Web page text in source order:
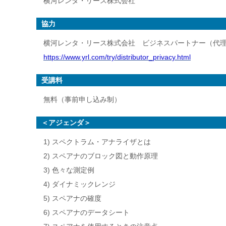
協力
横河レンタ・リース株式会社 ビジネスパートナー（代
https://www.yrl.com/try/distributor_privacy.html
受講料
無料（事前申し込み制）
＜アジェンダ＞
1) スペクトラム・アナライザとは
2) スペアナのブロック図と動作原理
3) 色々な測定例
4) ダイナミックレンジ
5) スペアナの確度
6) スペアナのデータシート